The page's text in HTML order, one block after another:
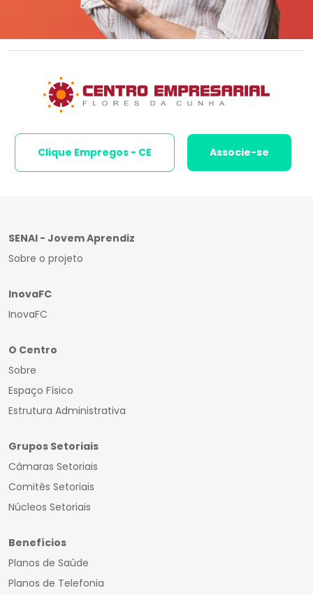
Clique Empregos - CE Associe-se
SENAI - Jovem Aprendiz
Sobre o projeto
InovaFC
InovaFC
O Centro
Sobre
Espaço Físico
Estrutura Administrativa
Grupos Setoriais
Câmaras Setoriais
Comitês Setoriais
Núcleos Setoriais
Benefícios
Planos de Saúde
Planos de Telefonia